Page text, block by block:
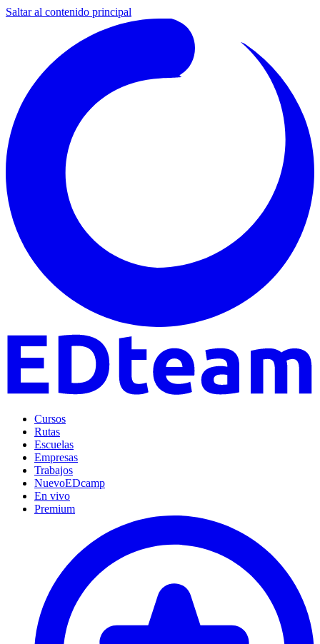
Saltar al contenido principal
Cursos
Rutas
Escuelas
Empresas
Trabajos
NuevoEDcamp
En vivo
Premium